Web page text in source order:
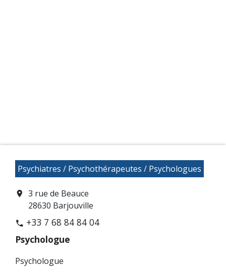
Psychiatres / Psychothérapeutes / Psychologues
location_on
3 rue de Beauce
28630 Barjouville
phone +33 7 68 84 84 04
Psychologue
Psychologue